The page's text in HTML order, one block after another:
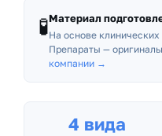
🧪Материал
На основе
Препараты —
компании →
4 вида